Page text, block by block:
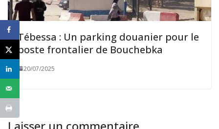
Tébessa : Un parking douanier pour le
poste frontalier de Bouchebka
20/07/2025
Laisser un commentaire